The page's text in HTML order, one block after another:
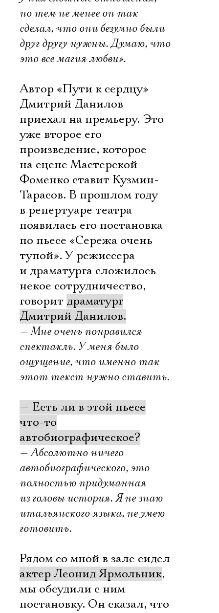
но тем не менее он так
сделал, что они безумно были
друг другу нужны. Думаю, что
это все магия любви».
Автор «Пути к сердцу»
Дмитрий Данилов
приехал на премьеру. Это
уже второе его
произведение, которое
на сцене Мастерской
Фоменко ставит Кузмин-
Тарасов. В прошлом году
в репертуаре театра
появилась его постановка
по пьесе «Сережа очень
тупой». У режиссера
и драматурга сложилось
некое сотрудничество,
говорит драматург
Дмитрий Данилов.
— Мне очень понравился
спектакль. У меня было
ощущение, что именно так
этот текст нужно ставить.
— Есть ли в этой пьесе
что-то
автобиографическое?
— Абсолютно ничего
автобиографического, это
полностью придуманная
из головы история. Я не знаю
итальянского языка, не умею
готовить.
Рядом со мной в зале сидел
актер Леонид Ярмольник,
мы обсудили с ним
постановку. Он сказал, что